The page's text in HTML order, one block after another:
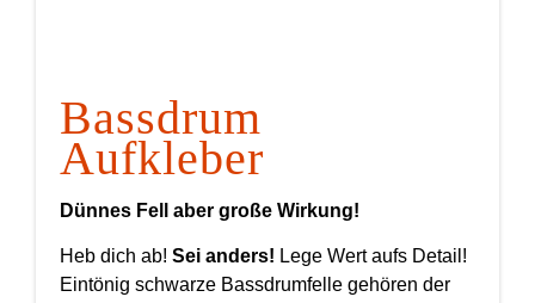
Bassdrum
Aufkleber
Dünnes Fell aber große Wirkung!
Heb dich ab! Sei anders! Lege Wert aufs Detail!
Eintönig schwarze Bassdrumfelle gehören der